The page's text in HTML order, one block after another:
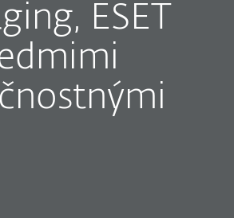
ESET